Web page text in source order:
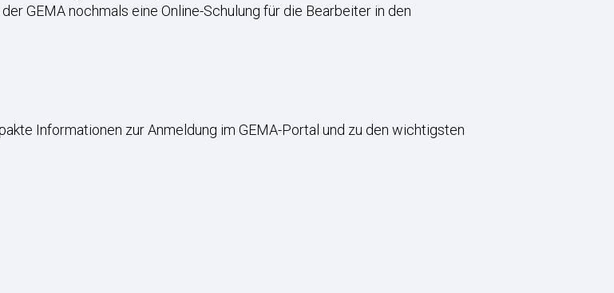
GEMA nochmals eine Online-Schulung für die Bearbeiter in den
Informationen zur Anmeldung im GEMA-Portal und zu den wichtigsten